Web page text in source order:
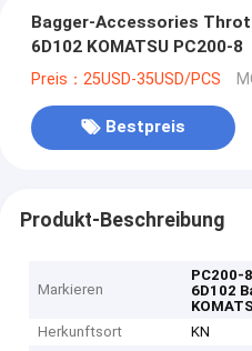
Bagger-Accessories
6D102 KOMATSU PC200-8
Preis：25USD-35USD/PCS
Bestpreis
Produkt-Beschreibung
Markieren
PC200-
6D102
Herkunftsort
KN